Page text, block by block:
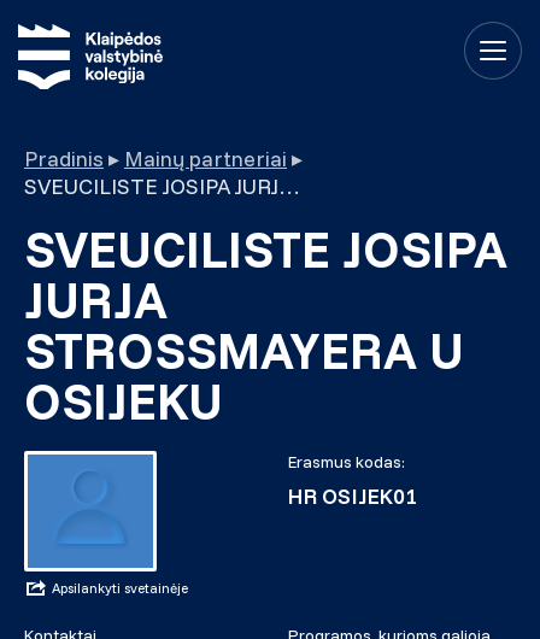
Pradinis ▸ Mainų partneriai ▸
SVEUCILISTE JOSIPA JURJA STROSSMAYERA U OSIJEKU
SVEUCILISTE JOSIPA
JURJA
STROSSMAYERA U
OSIJEKU
Apsilankyti svetainėje
Erasmus kodas:
HR OSIJEK01